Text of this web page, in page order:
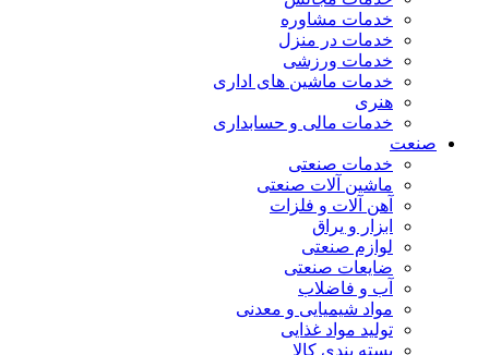
خدمات مشاوره
خدمات در منزل
خدمات ورزشی
خدمات ماشین های اداری
هنری
خدمات مالی و حسابداری
صنعت
خدمات صنعتی
ماشین آلات صنعتی
آهن آلات و فلزات
ابزار و یراق
لوازم صنعتی
ضایعات صنعتی
آب و فاضلاب
مواد شیمیایی و معدنی
تولید مواد غذایی
بسته بندی کالا